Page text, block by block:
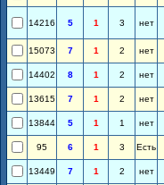
14216 5 1 3 нет
15073 7 1 2 нет
14402 8 1 2 нет
13615 7 1 2 нет
13844
5 1 1 нет
95
6 1 3 Есть
13449
7 1 2 нет